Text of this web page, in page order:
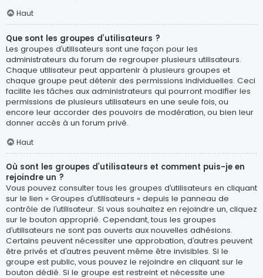
Haut
Que sont les groupes d’utilisateurs ?
Les groupes d’utilisateurs sont une façon pour les
administrateurs du forum de regrouper plusieurs utilisateurs.
Chaque utilisateur peut appartenir à plusieurs groupes et
chaque groupe peut détenir des permissions individuelles. Ceci
facilite les tâches aux administrateurs qui pourront modifier les
permissions de plusieurs utilisateurs en une seule fois, ou
encore leur accorder des pouvoirs de modération, ou bien leur
donner accès à un forum privé.
Haut
Où sont les groupes d’utilisateurs et comment puis-je en
rejoindre un ?
Vous pouvez consulter tous les groupes d’utilisateurs en cliquant
sur le lien « Groupes d’utilisateurs » depuis le panneau de
contrôle de l’utilisateur. Si vous souhaitez en rejoindre un, cliquez
sur le bouton approprié. Cependant, tous les groupes
d’utilisateurs ne sont pas ouverts aux nouvelles adhésions.
Certains peuvent nécessiter une approbation, d’autres peuvent
être privés et d’autres peuvent même être invisibles. Si le
groupe est public, vous pouvez le rejoindre en cliquant sur le
bouton dédié. Si le groupe est restreint et nécessite une